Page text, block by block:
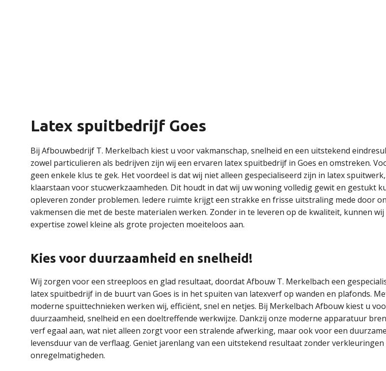
Latex spuitbedrijf Goes
Bij Afbouwbedrijf T. Merkelbach kiest u voor vakmanschap, snelheid en een uitstekend
zowel particulieren als bedrijven zijn wij een ervaren latex spuitbedrijf in Goes en omstreken.
geen enkele klus te gek. Het voordeel is dat wij niet alleen gespecialiseerd zijn in latex
klaarstaan voor stucwerkzaamheden. Dit houdt in dat wij uw woning volledig gewit en gestukt
opleveren zonder problemen. Iedere ruimte krijgt een strakke en frisse uitstraling mede door
vakmensen die met de beste materialen werken. Zonder in te leveren op de kwaliteit, kunnen
expertise zowel kleine als grote projecten moeiteloos aan.
Kies voor duurzaamheid en snelheid!
Wij zorgen voor een streeploos en glad resultaat, doordat Afbouw T. Merkelbach een
latex spuitbedrijf in de buurt van Goes is in het spuiten van latexverf op wanden en plafonds.
moderne spuittechnieken werken wij, efficiënt, snel en netjes. Bij Merkelbach Afbouw kiest u
duurzaamheid, snelheid en een doeltreffende werkwijze. Dankzij onze moderne apparatuur
verf egaal aan, wat niet alleen zorgt voor een stralende afwerking, maar ook voor een duurzame
levensduur van de verflaag. Geniet jarenlang van een uitstekend resultaat zonder
onregelmatigheden.